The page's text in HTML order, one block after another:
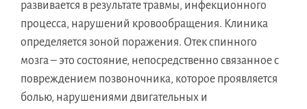
развивается в результате травмы, инфекционного
процесса, нарушений кровообращения. Клиника
определяется зоной поражения. Отек спинного
мозга – это состояние, непосредственно связанное с
повреждением позвоночника, которое проявляется
болью, нарушениями двигательных и